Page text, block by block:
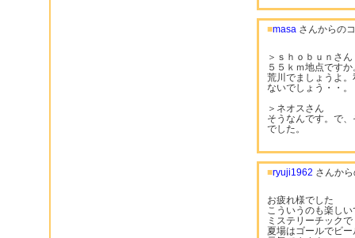
■masa さんからの
＞ｓｈｏｂｕｎさん
５５ｋｍ地点です
荒川でましょうよ
ないでしょう・・。
＞ネオスさん
そうなんです。で
でした。
■ryuji1962 さんか
お疲れ様でした
こういうのも楽し
ミステリーチックで
夏場はゴールでビ